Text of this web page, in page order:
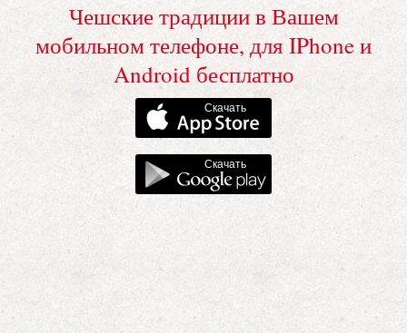
Чешские традиции в Вашем
мобильном телефоне, для IPhone и
Android бесплатно
Скачать
Скачать